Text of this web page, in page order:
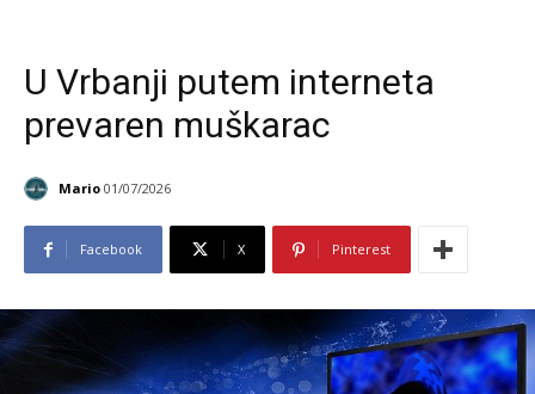
U Vrbanji putem interneta
prevaren muškarac
Mario 01/07/2026
Facebook X Pinterest